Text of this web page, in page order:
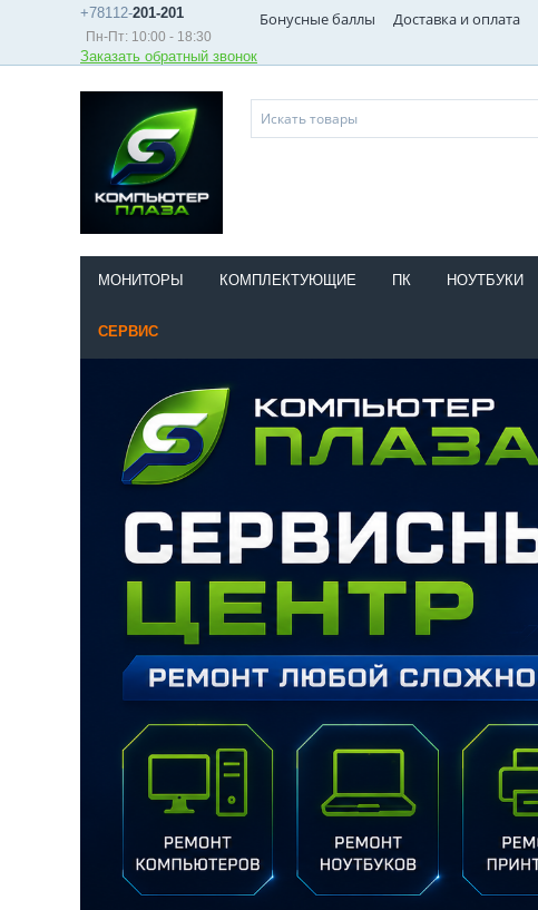
+78112-201-201
Пн-Пт: 10:00 - 18:30
Заказать обратный звонок
Бонусные баллы Доставка и оплата
МОНИТОРЫ КОМПЛЕКТУЮЩИЕ ПК НОУТБУКИ
СЕРВИС